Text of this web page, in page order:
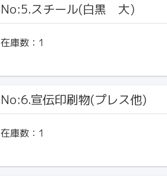
No:5.スチール(白黒 大)
在庫数： 1
No:6.宣伝印刷物(プレス他)
在庫数： 1